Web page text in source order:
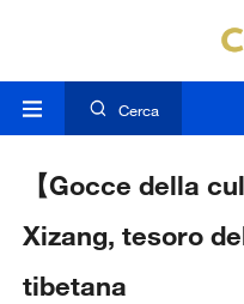
Cerca
【Gocce della
Xizang, tesoro
tibetana